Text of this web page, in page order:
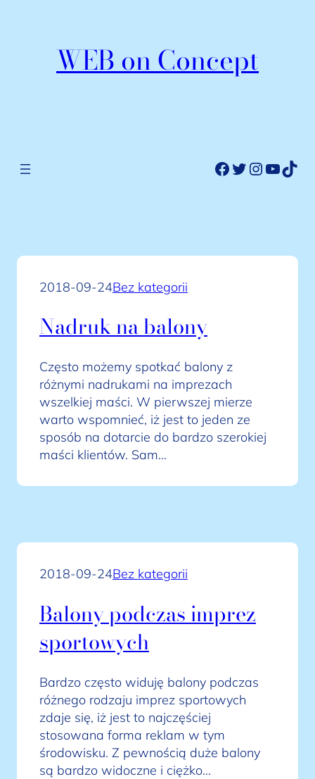
WEB on Concept
Facebook
Twitter
2018-09-24Bez kategorii
Nadruk na balony
Często możemy spotkać balony z
różnymi nadrukami na imprezach
wszelkiej maści. W pierwszej mierze
warto wspomnieć, iż jest to jeden ze
sposób na dotarcie do bardzo szerokiej
maści klientów. Sam…
2018-09-24Bez kategorii
Balony podczas imprez
sportowych
Bardzo często widuję balony podczas
różnego rodzaju imprez sportowych
zdaje się, iż jest to najczęściej
stosowana forma reklam w tym
środowisku. Z pewnością duże balony
są bardzo widoczne i ciężko…